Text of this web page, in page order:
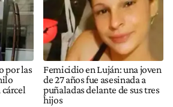
por las
cárcel
Femicidio en Luján: una joven
de 27 años fue asesinada a
puñaladas delante de sus tres
hijos